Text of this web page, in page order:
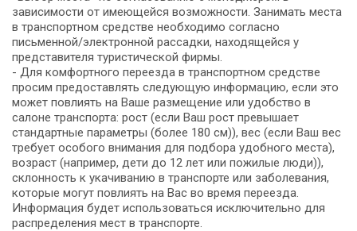
зависимости от имеющейся возможности. Занимать места
в транспортном средстве необходимо согласно
письменной/электронной рассадки, находящейся у
представителя туристической фирмы.
- Для комфортного переезда в транспортном средстве
просим предоставлять следующую информацию, если это
может повлиять на Ваше размещение или удобство в
салоне транспорта: рост (если Ваш рост превышает
стандартные параметры (более 180 см)), вес (если Ваш вес
требует особого внимания для подбора удобного места),
возраст (например, дети до 12 лет или пожилые люди)),
склонность к укачиванию в транспорте или заболевания,
которые могут повлиять на Вас во время переезда.
Информация будет использоваться исключительно для
распределения мест в транспорте.